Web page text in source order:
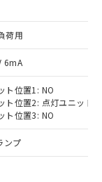
荷用
6mA
ト位置1: NO
ト位置2: 点灯ユニット
ト位置3: NO
ンプ
質）の
商品で